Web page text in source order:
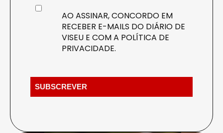
AO ASSINAR, CONCORDO EM
RECEBER E-MAILS DO DIÁRIO DE
VISEU E COM A POLÍTICA DE
PRIVACIDADE.